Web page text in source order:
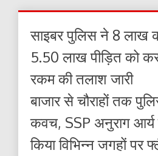
साइबर पुलिस ने 8 लाख
5.50 लाख पीड़ित को
रकम की तलाश जारी
बाजार से चौराहों तक
कवच, SSP अनुराग आर्य
किया विभिन्न जगहों पर